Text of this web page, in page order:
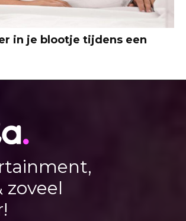
in je blootje tijdens een
zoveel